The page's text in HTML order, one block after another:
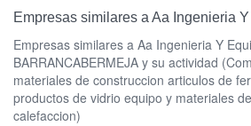
Empresas similares a Aa Ingenieria
Empresas similares a Aa Ingenieria Y
BARRANCABERMEJA y su actividad
materiales de construccion articulos de
productos de vidrio equipo y materiales
calefaccion)